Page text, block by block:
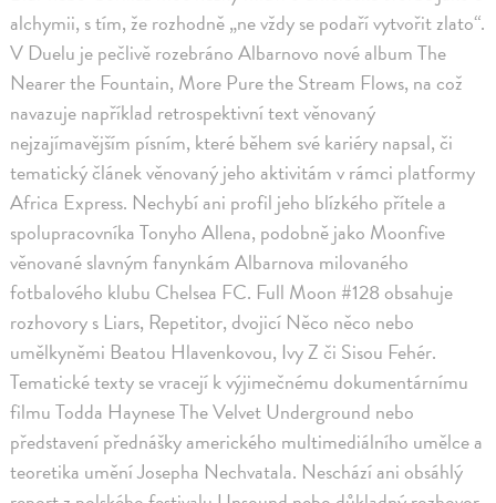
alchymii, s tím, že rozhodně „ne vždy se podaří vytvořit zlato“.
V Duelu je pečlivě rozebráno Albarnovo nové album The
Nearer the Fountain, More Pure the Stream Flows, na což
navazuje například retrospektivní text věnovaný
nejzajímavějším písním, které během své kariéry napsal, či
tematický článek věnovaný jeho aktivitám v rámci platformy
Africa Express. Nechybí ani profil jeho blízkého přítele a
spolupracovníka Tonyho Allena, podobně jako Moonfive
věnované slavným fanynkám Albarnova milovaného
fotbalového klubu Chelsea FC. Full Moon #128 obsahuje
rozhovory s Liars, Repetitor, dvojicí Něco něco nebo
umělkyněmi Beatou Hlavenkovou, Ivy Z či Sisou Fehér.
Tematické texty se vracejí k výjimečnému dokumentárnímu
filmu Todda Haynese The Velvet Underground nebo
představení přednášky amerického multimediálního umělce a
teoretika umění Josepha Nechvatala. Neschází ani obsáhlý